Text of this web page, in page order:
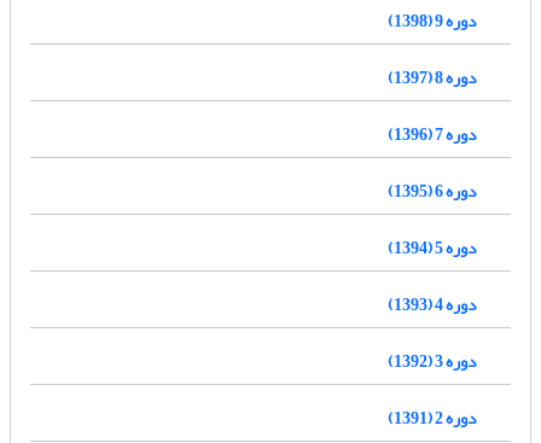
دوره 9 (1398)
دوره 8 (1397)
دوره 7 (1396)
دوره 6 (1395)
دوره 5 (1394)
دوره 4 (1393)
دوره 3 (1392)
دوره 2 (1391)